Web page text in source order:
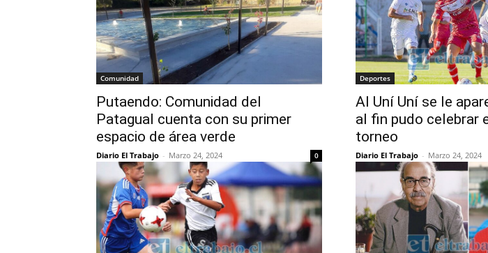
Comunidad
Putaendo: Comunidad del
Patagual cuenta con su primer
espacio de área verde
Diario El Trabajo - Marzo 24, 2024 0
Deportes
Al Uní Uní se le
al fin pudo celebrar
torneo
Diario El Trabajo - Marzo 24, 2024